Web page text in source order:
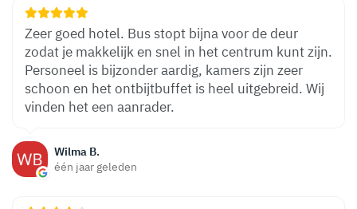
Wilma B.
één jaar geleden
Zeer goed hotel. Bus stopt bijna voor de deur
zodat je makkelijk en snel in het centrum kunt zijn.
Personeel is bijzonder aardig, kamers zijn zeer
schoon en het ontbijtbuffet is heel uitgebreid. Wij
vinden het een aanrader.